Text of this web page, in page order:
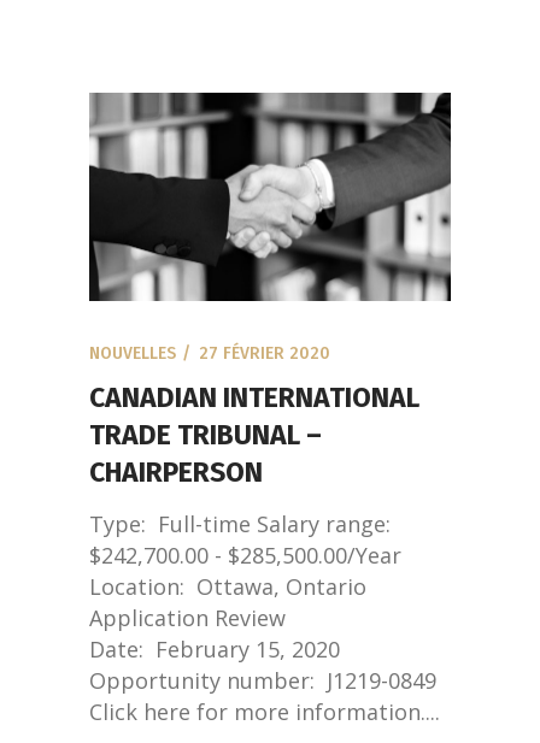
NOUVELLES 27 FÉVRIER 2020
CANADIAN INTERNATIONAL
TRADE TRIBUNAL –
CHAIRPERSON
Type: Full-time Salary range:
$242,700.00 - $285,500.00/Year
Location: Ottawa, Ontario
Application Review
Date: February 15, 2020
Opportunity number: J1219-0849
Click here for more information....